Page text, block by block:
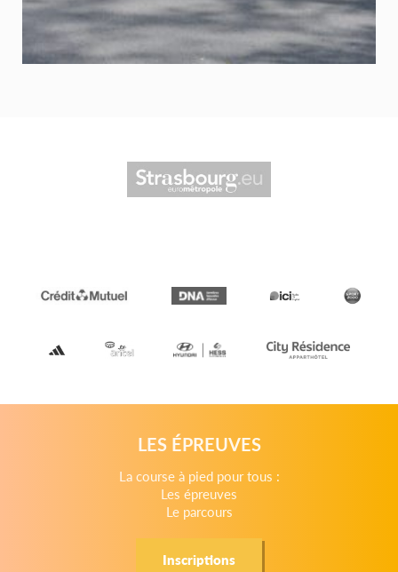
LES ÉPREUVES
La course à pied pour tous :
Les épreuves
Le parcours
Inscriptions